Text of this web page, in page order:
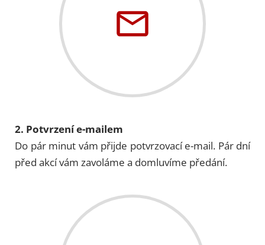
2. Potvrzení e-mailem
Do pár minut vám přijde potvrzovací e-mail. Pár dní
před akcí vám zavoláme a domluvíme předání.